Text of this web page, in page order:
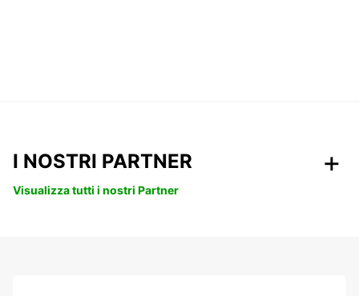
I NOSTRI PARTNER
Visualizza tutti i nostri Partner